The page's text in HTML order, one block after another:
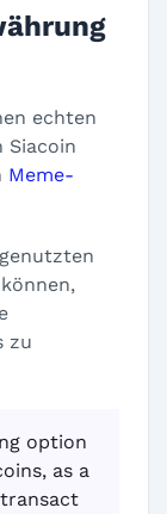
echten
Siacoin
Meme-
zu
option
as a